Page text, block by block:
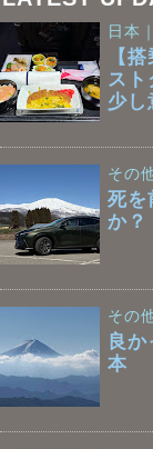
日本
【
スト
少し
その
死を
か？
その
良
本